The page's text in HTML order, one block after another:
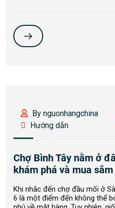
By nguonhangchina
Hướng dẫn
Chợ Bình Tây nằm ở
khám phá và mua
Khi nhắc đến chợ đầu mối ở
6 là một điểm đến không thể